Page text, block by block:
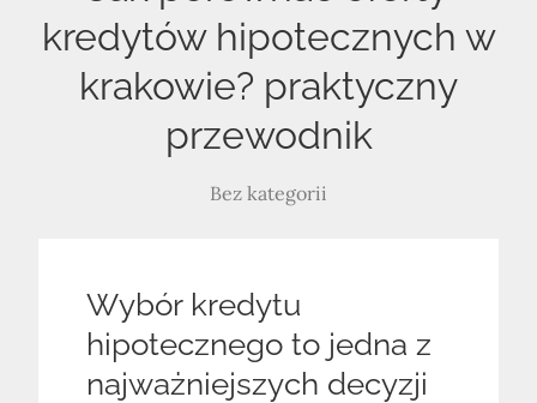
kredytów hipotecznych w
krakowie? praktyczny
przewodnik
Bez kategorii
Wybór kredytu
hipotecznego to jedna z
najważniejszych decyzji